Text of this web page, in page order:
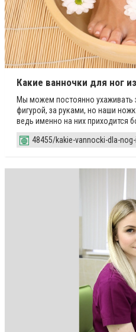
Какие ванночки для ног
Мы можем постоянно ухаживать
фигурой, за руками, но наши
ведь именно на них приходится
48455/kakie-vannocki-dla-